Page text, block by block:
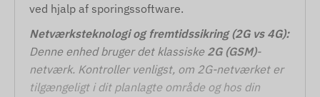
ved hjalp af sporingssoftware.
Netværksteknologi og fremtidssikring (2G vs 4G):
Denne enhed bruger det klassiske 2G (GSM)-
netværk. Kontroller venligst, om 2G-netværket er
tilgængeligt i dit planlagte område og hos din